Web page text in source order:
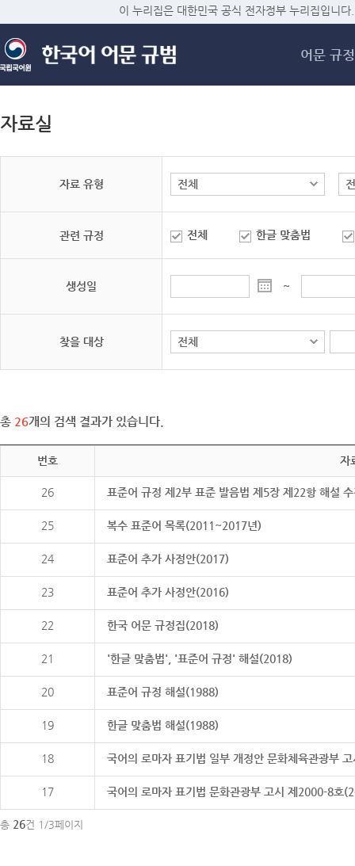
메
이 누리집은 대한민국 공식 전자정부 누리집입니다.
어문 규정
자료실
자료 유형
관련 규정 전체 한글 맞춤법
생성일 ~
찾을 대상
총 26개의 검색 결과가 있습니다.
번호 자
26 표준어 규정 제2부 표준 발음법 제5장 제22항 해설
25 복수 표준어 목록(2011~2017년)
24 표준어 추가 사정안(2017)
23 표준어 추가 사정안(2016)
22 한국 어문 규정집(2018)
21 '한글 맞춤법', '표준어 규정' 해설(2018)
20 표준어 규정 해설(1988)
19 한글 맞춤법 해설(1988)
18 국어의 로마자 표기법 일부 개정안 문화체육관광부
17 국어의 로마자 표기법 문화관광부 고시 제2000-8호
총 26건 1/3페이지